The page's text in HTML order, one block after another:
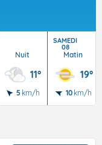
Nuit
11°
5 km/h
SAMEDI
08
Matin
19°
10 km/h